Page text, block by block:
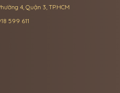
4, Quận 3, TP.HCM
599 611